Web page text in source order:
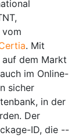
. Mit
dem Markt
im Online-
sicher
in der
Der
ID, die --